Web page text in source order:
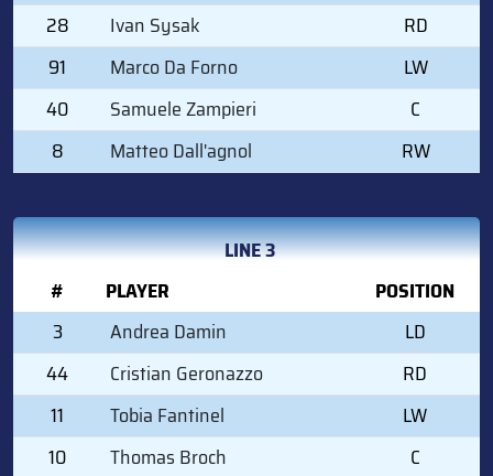
28 Ivan Sysak
RD
91
Marco Da Forno
LW
40
Samuele Zampieri
C
8
Matteo Dall'agnol RW
LINE 3
#
PLAYER
POSITION
3
Andrea Damin
LD
44
Cristian Geronazzo
RD
11
Tobia Fantinel
LW
10
Thomas Broch
C